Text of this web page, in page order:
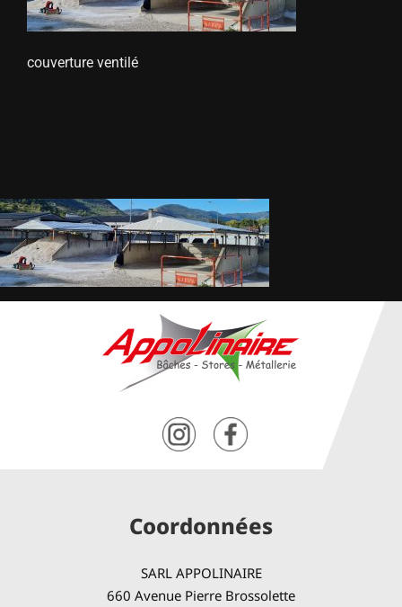
couverture ventilé
Coordonnées
SARL APPOLINAIRE
660 Avenue Pierre Brossolette